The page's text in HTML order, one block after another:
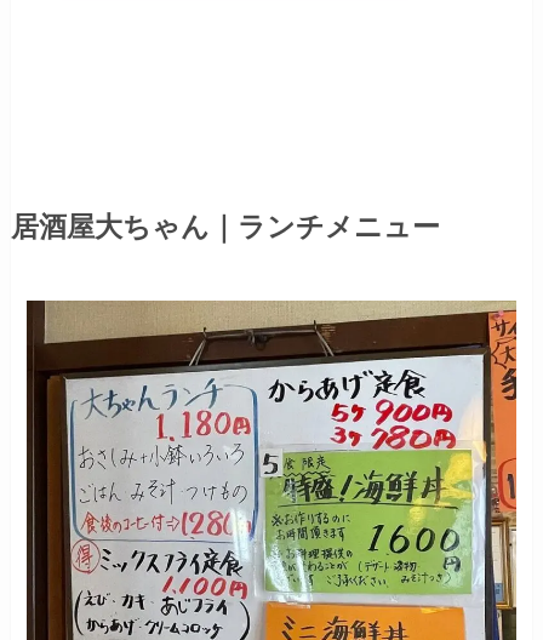
居酒屋大ちゃん｜ランチメニュー